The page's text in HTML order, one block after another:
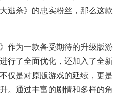
逃杀》的忠实粉丝，那么这款
作为一款备受期待的升级版游
行了全面优化，还加入了全新
仅是对原版游戏的延续，更是
。通过丰富的剧情和多样的角